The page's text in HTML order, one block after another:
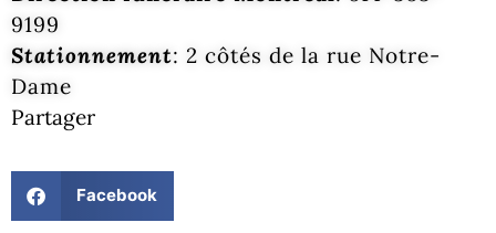
9199
Stationnement: 2 côtés de la rue Notre-
Dame
Partager
Facebook